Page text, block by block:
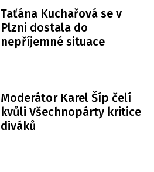
Taťána Kuchařová se v
Plzni dostala do
nepříjemné situace
Moderátor Karel Šíp čelí
kvůli Všechnopárty kritice
diváků